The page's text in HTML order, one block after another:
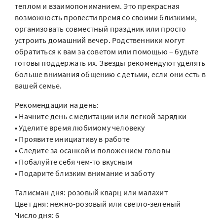
теплом и взаимопониманием. Это прекрасная
возможность провести время со своими близкими,
организовать совместный праздник или просто
устроить домашний вечер. Родственники могут
обратиться к вам за советом или помощью – будьте
готовы поддержать их. Звезды рекомендуют уделять
больше внимания общению с детьми, если они есть в
вашей семье.
Рекомендации на день:
• Начните день с медитации или легкой зарядки
• Уделите время любимому человеку
• Проявите инициативу в работе
• Следите за осанкой и положением головы
• Побалуйте себя чем-то вкусным
• Подарите близким внимание и заботу
Талисман дня: розовый кварц или малахит
Цвет дня: нежно-розовый или светло-зеленый
Число дня: 6